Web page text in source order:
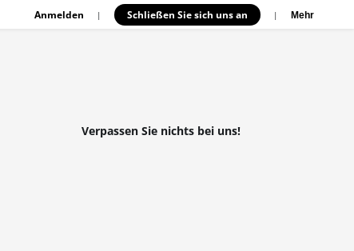
Anmelden | Schließen Sie sich uns an | Mehr
Verpassen Sie nichts bei uns!